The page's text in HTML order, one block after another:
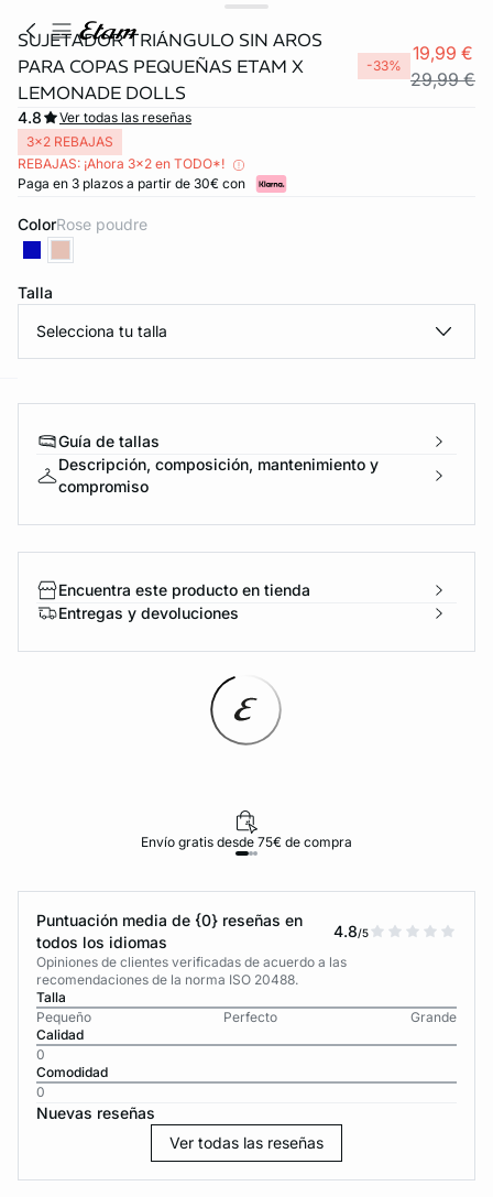
INVISIBLE
SUJETADOR TRIÁNGULO SIN AROS
PARA COPAS PEQUEÑAS ETAM X
LEMONADE DOLLS
-33%
19,99 €
29,99 €
4.8
Ver todas las reseñas
3x2 REBAJAS
REBAJAS: ¡Ahora 3x2 en TODO*!
Paga en 3 plazos a partir de 30€ con
Color rose poudre
Talla
Selecciona tu talla
Guía de tallas
Descripción, composición, mantenimiento y
compromiso
Encuentra este producto en tienda
Entregas y devoluciones
Envío gratis desde 75€ de compra
Puntuación media de {0} reseñas en
todos los idiomas
4.8/5
Opiniones de clientes verificadas de acuerdo a las
recomendaciones de la norma ISO 20488.
Talla
Pequeño
Perfecto
Grande
Calidad
0
Comodidad
0
Nuevas reseñas
Ver todas las reseñas